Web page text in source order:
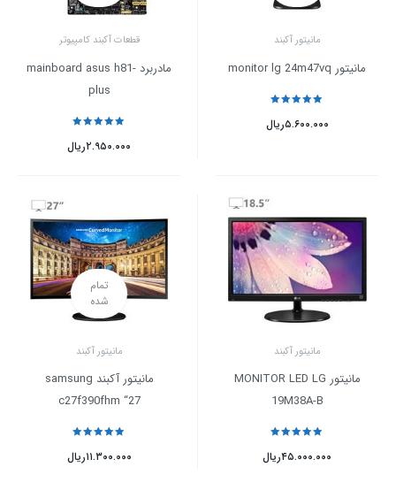
مانیتور آکبند
مانیتور monitor lg 24m47vq
ریال۵.۶۰۰.۰۰۰
قطعات آکبند کامپیوتر
مادربرد mainboard asus h81-
plus
ریال۲.۹۵۰.۰۰۰
مانیتور آکبند
مانیتور MONITOR LED LG
19M38A-B
ریال۴۵.۰۰۰.۰۰۰
تمام
شده
مانیتور آکبند
مانیتور آکبند samsung
c27f390fhm “27
ریال۱۱.۳۰۰.۰۰۰